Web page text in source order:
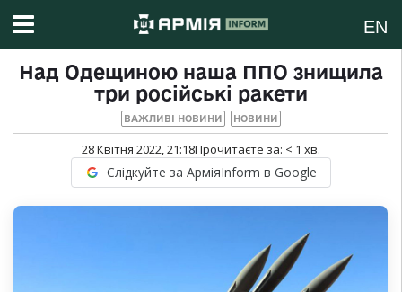
EN
Над Одещиною наша ППО знищила
три російські ракети
ВАЖЛИВІ НОВИНИ НОВИНИ
28 Квітня 2022, 21:18Прочитаєте за: < 1 хв.
Слідкуйте за АрміяInform в Google